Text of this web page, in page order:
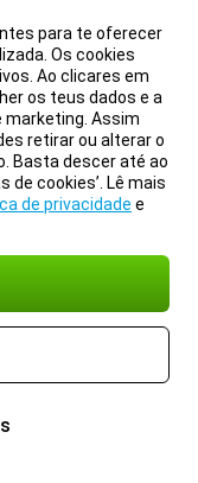
para te oferecer
Os cookies
Ao clicares em
os teus dados e a
marketing. Assim
retirar ou alterar o
Basta descer até ao
de cookies’. Lê mais
de privacidade e